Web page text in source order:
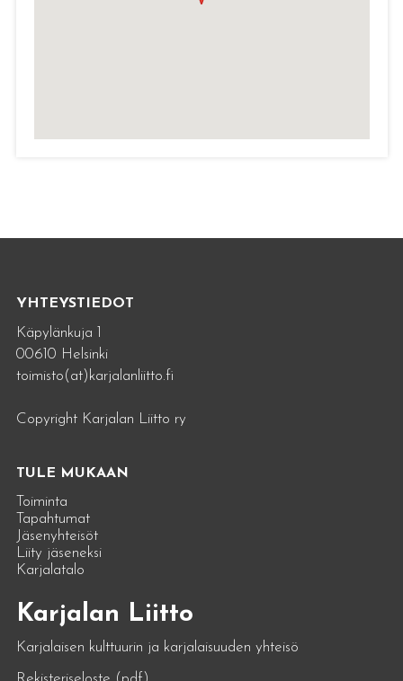
YHTEYSTIEDOT
Käpylänkuja 1
00610 Helsinki
toimisto(at)karjalanliitto.fi
Copyright Karjalan Liitto ry
TULE MUKAAN
Toiminta
Tapahtumat
Jäsenyhteisöt
Liity jäseneksi
Karjalatalo
Karjalan Liitto
Karjalaisen kulttuurin ja karjalaisuuden yhteisö